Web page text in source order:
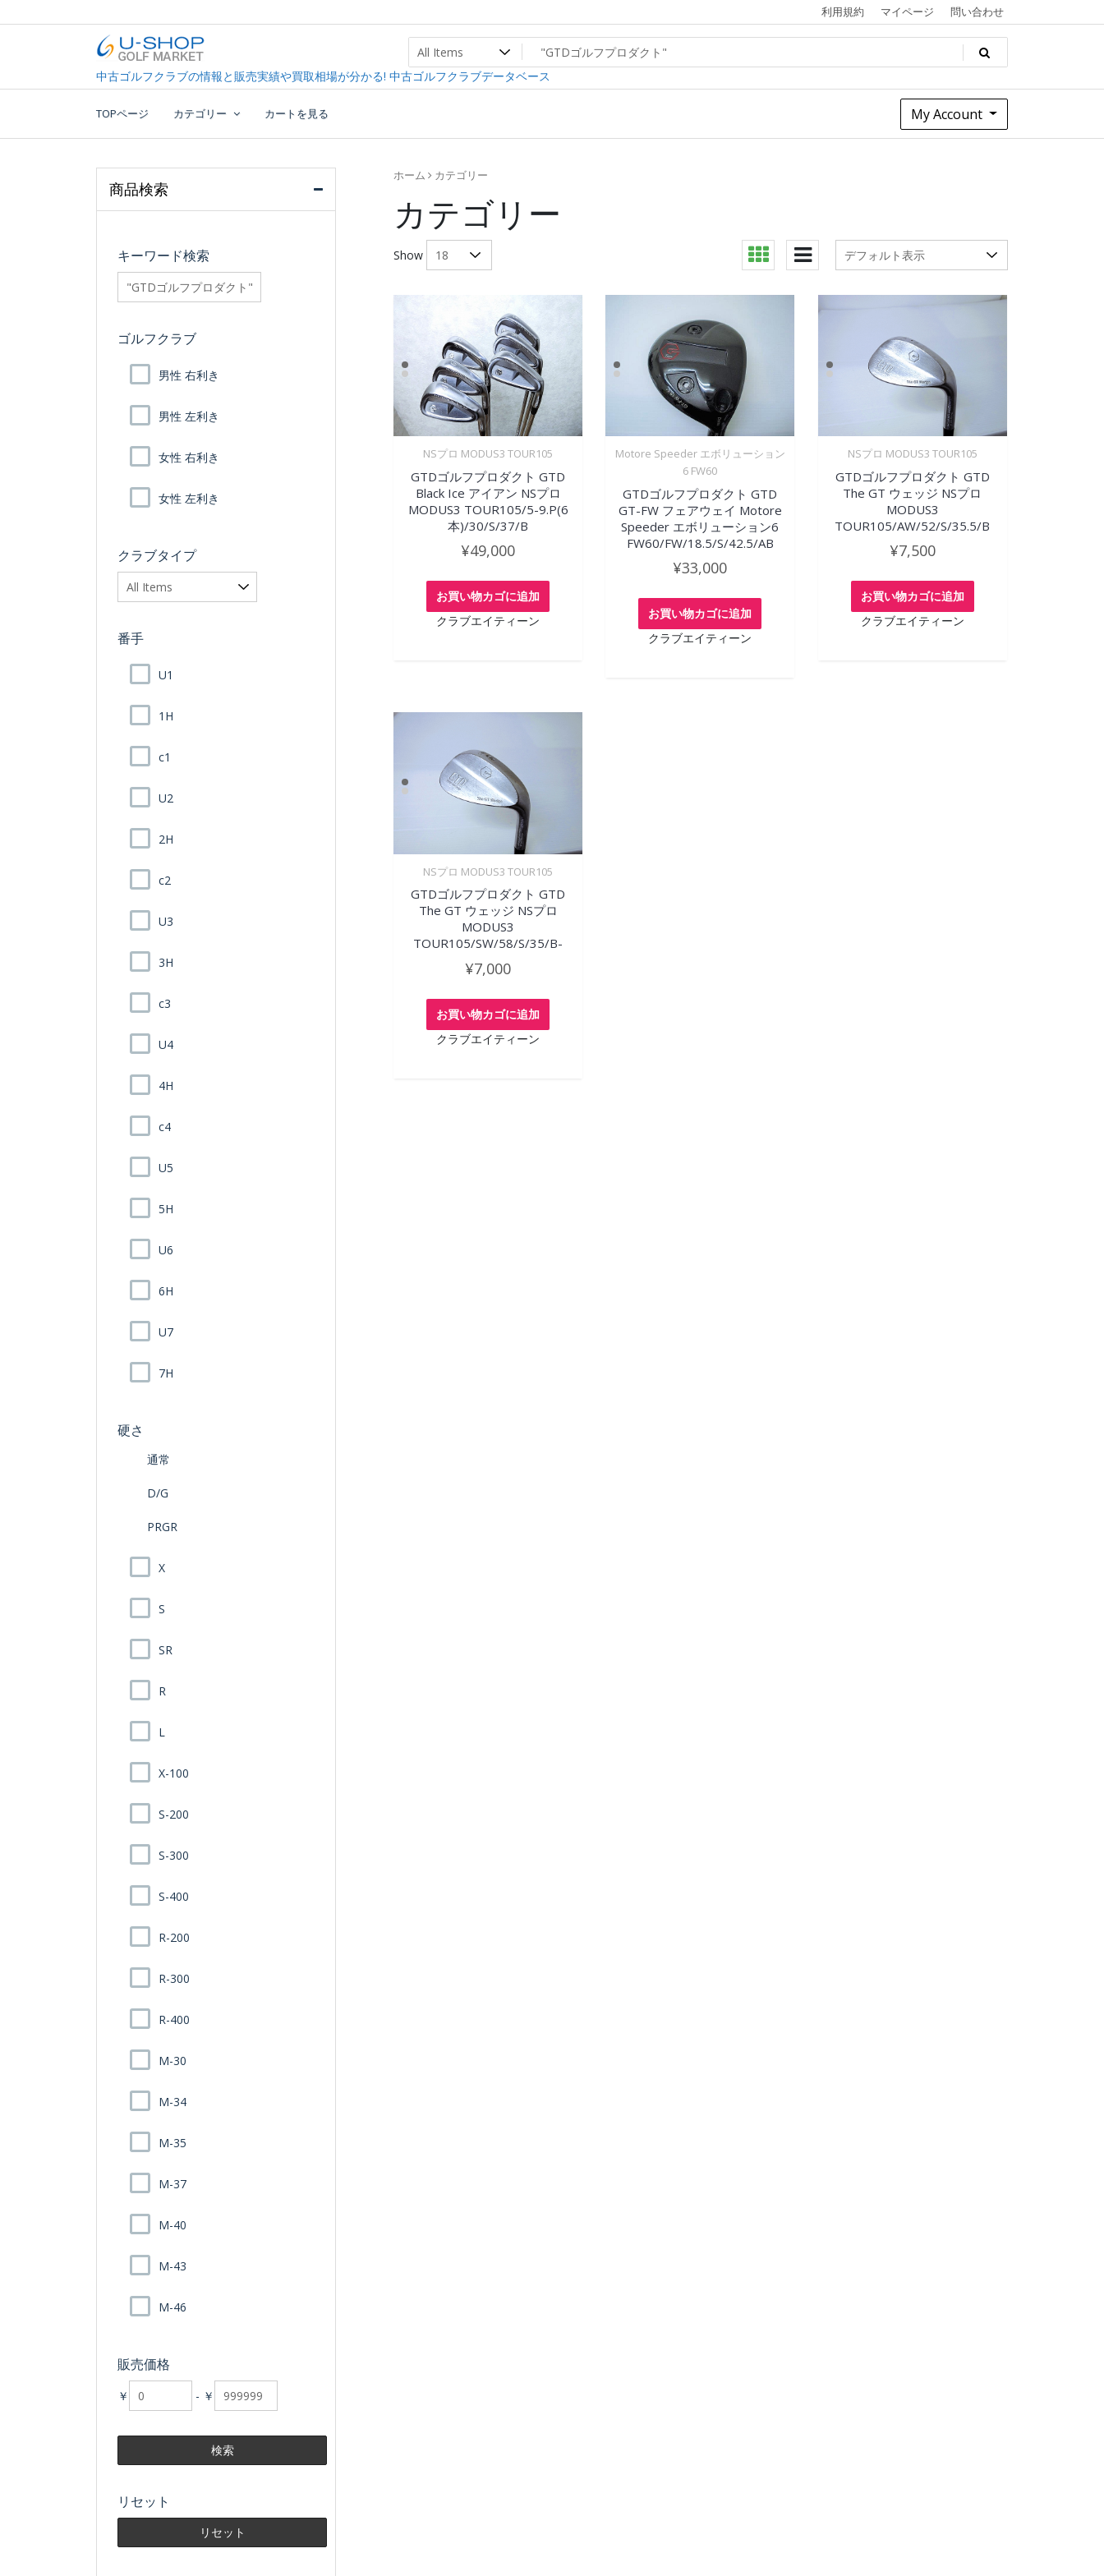
to
利用規約 マイページ 問い合わせ
U-SHOP Golf Market dev
中古ゴルフクラブ最大級！U-SHOPゴルフマーケット
中古ゴルフクラブの情報と販売実績や買取相場が分かる! 中古ゴルフクラブデータベース
TOPページ カテゴリー カートを見る My Account
ホーム カテゴリー
カテゴリー
Show
NSプロ MODUS3 TOUR105
GTDゴルフプロダクト GTD
Black Ice アイアン NSプロ
MODUS3 TOUR105/5-9.P(6
本)/30/S/37/B
¥49,000
お買い物カゴに追加
クラブエイティーン
Motore Speeder エボリューション
6 FW60
GTDゴルフプロダクト GTD
GT-FW フェアウェイ Motore
Speeder エボリューション6
FW60/FW/18.5/S/42.5/AB
¥33,000
お買い物カゴに追加
クラブエイティーン
NSプロ MODUS3 TOUR105
GTDゴルフプロダクト GTD
The GT ウェッジ NSプロ
MODUS3
TOUR105/AW/52/S/35.5/B
¥7,500
お買い物カゴに追加
クラブエイティーン
NSプロ MODUS3 TOUR105
GTDゴルフプロダクト GTD
The GT ウェッジ NSプロ
MODUS3
TOUR105/SW/58/S/35/B-
¥7,000
お買い物カゴに追加
クラブエイティーン
商品検索
キーワード検索
searchfilter_pro
ゴルフクラブ
男性 右利き
男性 左利き
女性 右利き
女性 左利き
クラブタイプ
番手
U1
1H
c1
U2
2H
c2
U3
3H
c3
U4
4H
c4
U5
5H
U6
6H
U7
7H
硬さ
通常
D/G
PRGR
X
S
SR
R
L
X-100
S-200
S-300
S-400
R-200
R-300
R-400
M-30
M-34
M-35
M-37
M-40
M-43
M-46
販売価格
￥ - ￥
リセット